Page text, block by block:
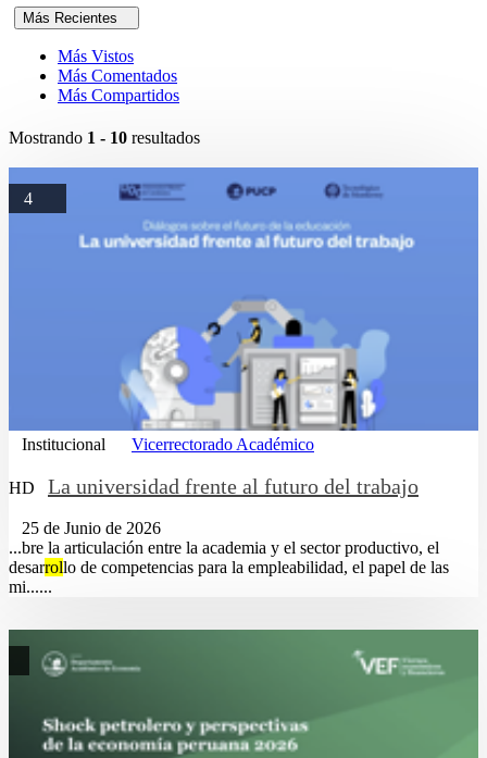
Más Recientes
Más Vistos
Más Comentados
Más Compartidos
Mostrando 1 - 10 resultados
4
Institucional Vicerrectorado Académico
HD La universidad frente al futuro del trabajo
25 de Junio de 2026
...bre la articulación entre la academia y el sector productivo, el
desarrollo de competencias para la empleabilidad, el papel de las
mi......